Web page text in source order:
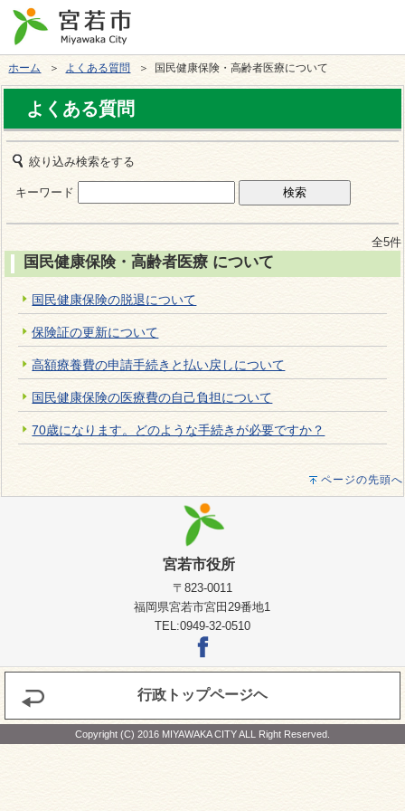
ホーム ＞ よくある質問 ＞ 国民健康保険・高齢者医療について
よくある質問
絞り込み検索をする
キーワード
全5件
国民健康保険・高齢者医療 について
国民健康保険の脱退について
保険証の更新について
高額療養費の申請手続きと払い戻しについて
国民健康保険の医療費の自己負担について
70歳になります。どのような手続きが必要ですか？
ページの先頭へ
宮若市役所
〒823-0011
福岡県宮若市宮田29番地1
TEL:0949-32-0510
行政トップページヘ
Copyright (C) 2016 MIYAWAKA CITY ALL Right Reserved.